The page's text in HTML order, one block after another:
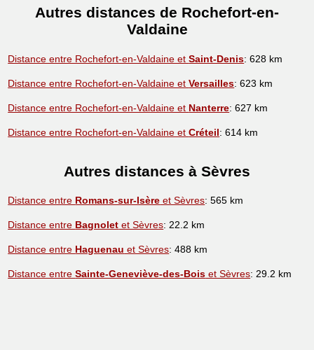
Autres distances de Rochefort-en-
Valdaine
Distance entre Rochefort-en-Valdaine etSaint-Denis: 628 km
Distance entre Rochefort-en-Valdaine etVersailles: 623 km
Distance entre Rochefort-en-Valdaine et Nanterre: 627 km
Distance entre Rochefort-en-Valdaine etCréteil: 614 km
Autres distances à Sèvres
Distance entre Romans-sur-Isère et Sèvres: 565 km
Distance entre Bagnolet et Sèvres: 22.2 km
Distance entre Haguenau et Sèvres: 488 km
Distance entreSainte-Geneviève-des-Bois et Sèvres: 29.2 km